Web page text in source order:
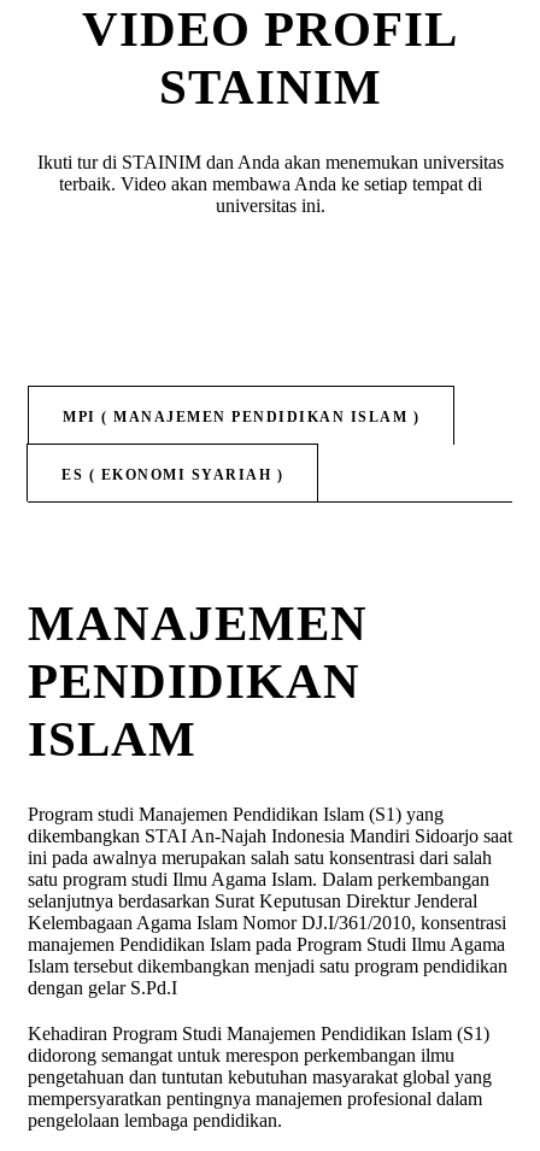
VIDEO PROFIL
STAINIM
Ikuti tur di STAINIM dan Anda akan menemukan universitas
terbaik. Video akan membawa Anda ke setiap tempat di
universitas ini.
MPI ( MANAJEMEN PENDIDIKAN ISLAM )
ES ( EKONOMI SYARIAH )
MANAJEMEN
PENDIDIKAN
ISLAM
Program studi Manajemen Pendidikan Islam (S1) yang
dikembangkan STAI An-Najah Indonesia Mandiri Sidoarjo saat
ini pada awalnya merupakan salah satu konsentrasi dari salah
satu program studi Ilmu Agama Islam. Dalam perkembangan
selanjutnya berdasarkan Surat Keputusan Direktur Jenderal
Kelembagaan Agama Islam Nomor DJ.I/361/2010, konsentrasi
manajemen Pendidikan Islam pada Program Studi Ilmu Agama
Islam tersebut dikembangkan menjadi satu program pendidikan
dengan gelar S.Pd.I
Kehadiran Program Studi Manajemen Pendidikan Islam (S1)
didorong semangat untuk merespon perkembangan ilmu
pengetahuan dan tuntutan kebutuhan masyarakat global yang
mempersyaratkan pentingnya manajemen profesional dalam
pengelolaan lembaga pendidikan.